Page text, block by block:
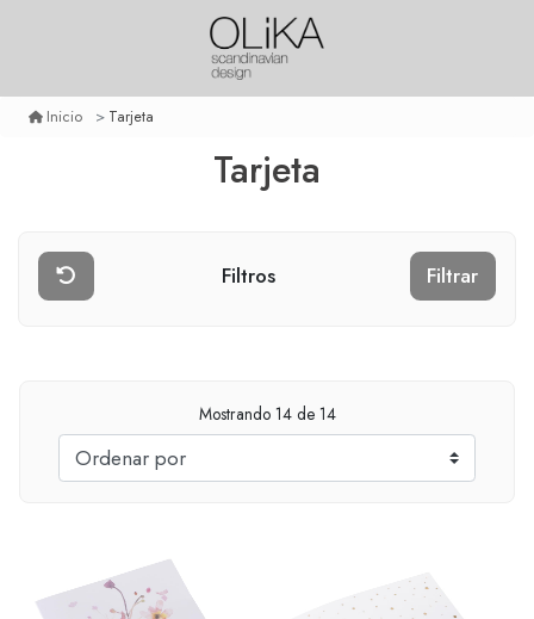
Inicio Tarjeta
Tarjeta
Filtros Filtrar
Mostrando 14de 14